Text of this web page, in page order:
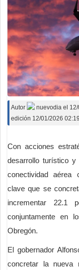
Autor nuevodia el
edición 12/01/2026
Con acciones
desarrollo turístico
conectividad aérea
clave que se
incrementar 22.1
conjuntamente en
Obregón.
El gobernador
concretar la nueva